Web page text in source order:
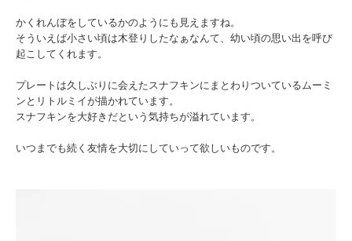
かくれんぼをしているかのようにも見えますね。
そういえば小さい頃は木登りしたなぁなんて、幼い頃の思い出を呼び
起こしてくれます。
プレートは久しぶりに会えたスナフキンにまとわりついているムーミ
ンとリトルミイが描かれています。
スナフキンを大好きだという気持ちが溢れています。
いつまでも続く友情を大切にしていって欲しいものです。